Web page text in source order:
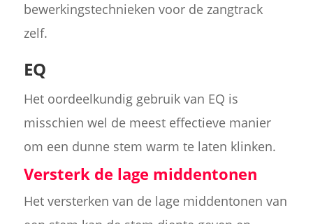
bewerkingstechnieken voor de zangtrack
zelf.
EQ
Het oordeelkundig gebruik van EQ is
misschien wel de meest effectieve manier
om een dunne stem warm te laten klinken.
Versterk de lage middentonen
Het versterken van de lage middentonen van